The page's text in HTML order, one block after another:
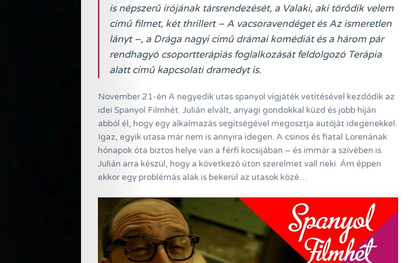
is népszerű írójának társrendezését, a Valaki, aki törődik velem
című filmet, két thrillert – A vacsoravendéget és Az ismeretlen
lányt –, a Drága nagyi című drámai komédiát és a három pár
rendhagyó csoportterápiás foglalkozását feldolgozó Terápia
alatt című kapcsolati dramedyt is.
November 21-én A negyedik utas spanyol vígjáték vetítésével kezdődik az
idei Spanyol Filmhét. Julián elvált, anyagi gondokkal küzd és jobb híján
abból él, hogy egy alkalmazás segítségével megosztja autóját idegenekkel.
Igaz, egyik utasa már nem is annyira idegen. A csinos és fiatal Lorenának
hónapok óta biztos helye van a férfi kocsijában – és immár a szívében is.
Julián arra készül, hogy a következő úton szerelmet vall neki. Ám éppen
ekkor egy problémás alak is bekerül az utasok közé…